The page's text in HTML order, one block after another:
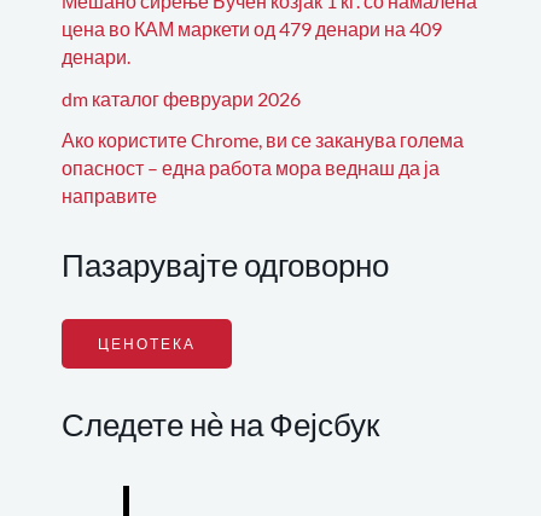
цена во КАМ маркети од 479 денари на 409
денари.
dm каталог февруари 2026
Ако користите Chrome, ви се заканува голема
опасност – една работа мора веднаш да ја
направите
Пазарувајте одговорно
ЦЕНОТЕКА
Следете нѐ на Фејсбук